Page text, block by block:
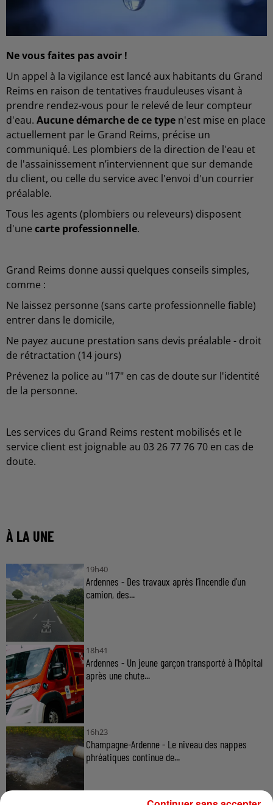
Ne vous faites pas avoir !
Un appel à la vigilance est lancé aux habitants du Grand
Reims en raison de tentatives frauduleuses visant à
prendre rendez-vous pour le relevé de leur compteur
d'eau. Aucune démarche de ce type n'est mise en place
actuellement par le Grand Reims, précise un
communiqué. Les plombiers de la direction de l'eau et
de l'assainissement n’interviennent que sur demande
du client, ou celle du service avec l'envoi d'un courrier
préalable.
Tous les agents (plombiers ou releveurs) disposent
d'une carte professionnelle.
Grand Reims donne aussi quelques conseils simples,
comme :
Ne laissez personne (sans carte professionnelle fiable)
entrer dans le domicile,
Ne payez aucune prestation sans devis préalable - droit
de rétractation (14 jours)
Prévenez la police au "17" en cas de doute sur l'identité
de la personne.
Les services du Grand Reims restent mobilisés et le
service client est joignable au 03 26 77 76 70 en cas de
doute.
À LA UNE
19h40
Ardennes - Des travaux après l’incendie d’un
camion, des...
18h41
Ardennes - Un jeune garçon transporté à l'hôpital
après une chute...
16h23
Champagne-Ardenne - Le niveau des nappes
phréatiques continue de...